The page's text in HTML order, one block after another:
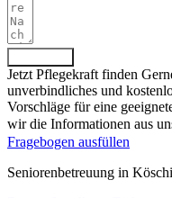
Jetzt Pflegekraft finden
unverbindliches und
Vorschläge für eine
wir die Informationen aus
Fragebogen ausfüllen
Senioren­betreuung in